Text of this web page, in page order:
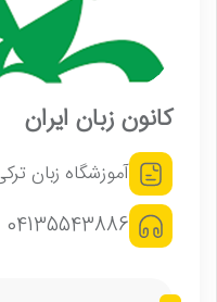
کانون زبان ایران
آموزشگاه زبان
04135543886